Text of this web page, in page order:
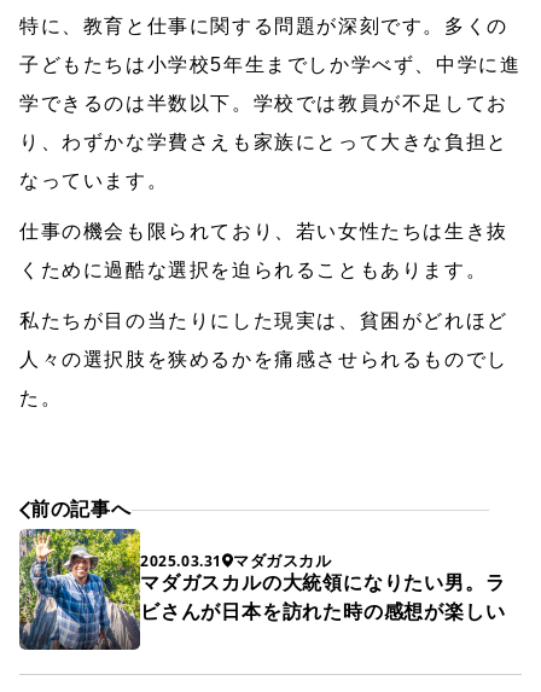
特に、教育と仕事に関する問題が深刻です。多くの
子どもたちは小学校5年生までしか学べず、中学に進
学できるのは半数以下。学校では教員が不足してお
り、わずかな学費さえも家族にとって大きな負担と
なっています。
仕事の機会も限られており、若い女性たちは生き抜
くために過酷な選択を迫られることもあります。
私たちが目の当たりにした現実は、貧困がどれほど
人々の選択肢を狭めるかを痛感させられるものでし
た。
前の記事へ
2025.03.31 マダガスカル
マダガスカルの大統領になりたい男。ラ
ビさんが日本を訪れた時の感想が楽しい